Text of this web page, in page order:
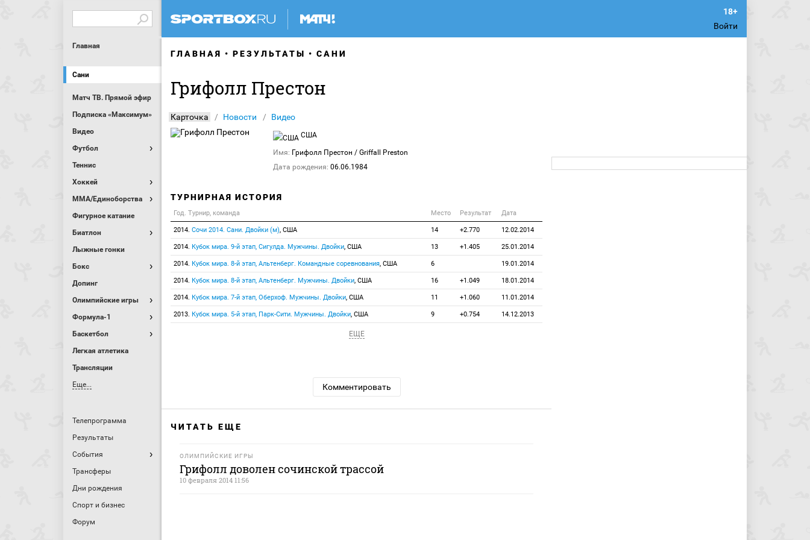
Войти
Главная
Сани
Матч ТВ. Прямой эфир
Подписка «Максимум»
Видео
Футбол
Теннис
Хоккей
MMA/Единоборства
Фигурное катание
Биатлон
Лыжные гонки
Бокс
Допинг
Олимпийские игры
Формула-1
Баскетбол
Легкая атлетика
Трансляции
Еще...
Телепрограмма
Результаты
События
Трансферы
Дни рождения
Спорт и бизнес
Форум
ГЛАВНАЯ РЕЗУЛЬТАТЫ САНИ
Грифолл Престон
Карточка Новости Видео
США
Имя: Грифолл Престон / Griffall Preston
Дата рождения: 06.06.1984
ТУРНИРНАЯ ИСТОРИЯ
Год. Турнир, команда Место Результат Дата
2014. Сочи 2014. Сани. Двойки (м), США 14 +2.770 12.02.2014
2014. Кубок мира. 9-й этап, Сигулда. Мужчины. Двойки, США 13 +1.405 25.01.2014
2014. Кубок мира. 8-й этап, Альтенберг. Командные соревнования, США 6 19.01.2014
2014. Кубок мира. 8-й этап, Альтенберг. Мужчины. Двойки, США 16 +1.049 18.01.2014
2014. Кубок мира. 7-й этап, Оберхоф. Мужчины. Двойки, США 11 +1.060 11.01.2014
2013. Кубок мира. 5-й этап, Парк-Сити. Мужчины. Двойки, США 9 +0.754 14.12.2013
ЕЩЕ
Комментировать
ЧИТАТЬ ЕЩЕ
ОЛИМПИЙСКИЕ ИГРЫ
Грифолл доволен сочинской трассой
10 февраля 2014 11:56